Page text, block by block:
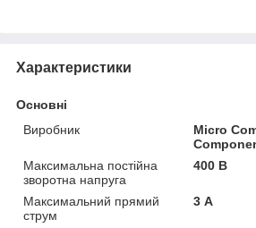
Характеристики
Основні
Виробник
Micro
Максимальна постійна
зворотна напруга
400 В
Максимальний прямий
струм
3 А